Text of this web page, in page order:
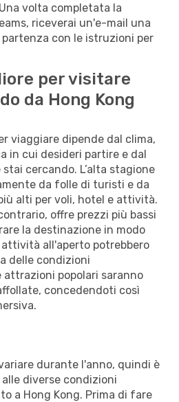
volta completata la
riceverai un'e-mail una
con le istruzioni per
per visitare
da Hong Kong
viaggiare dipende dal clima,
in cui desideri partire e dal
cercando. L’alta stagione
da folle di turisti e da
alti per voli, hotel e attività.
offre prezzi più bassi
la destinazione in modo
all'aperto potrebbero
delle condizioni
attrazioni popolari saranno
concedendoti così
durante l'anno, quindi è
diverse condizioni
a Hong Kong. Prima di fare